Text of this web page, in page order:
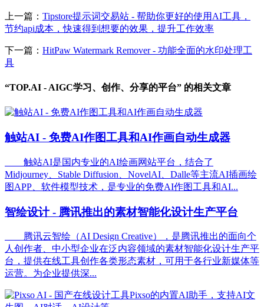
上一篇： Tipstore提示词交易站 - 帮助你更好的使用AI工具，
节约api成本，快速得到想要的效果，提升工作效率
下一篇： HitPaw Watermark Remover - 功能全面的水印处理工
具
“TOP.AI - AIGC学习、创作、分享的平台” 的相关文章
触站AI - 免费AI作图工具和AI作画自动生成器
触站AI是国内专业的AI绘画网站平台，结合了
Midjourney、Stable Diffusion、NovelAI、Dalle等主流AI插画绘
图APP、软件模型技术，是专业的免费AI作图工具和AI...
智绘设计 - 腾讯推出的素材智能化设计生产平台
腾讯云智绘（AI Design Creative），是腾讯推出的面向个
人创作者、中小型企业在泛内容领域的素材智能化设计生产平
台，提供在线工具创作各类形态素材，可用于各行业新媒体等
运营。为企业提供深...